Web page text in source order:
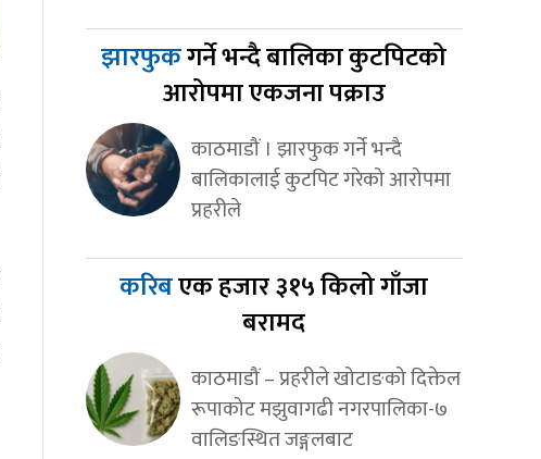
झारफुकगर्ने भन्दै बालिका कुटपिटको
आरोपमा एकजना पक्राउ
काठमाडौं । झारफुक गर्ने भन्दै
बालिकालाई कुटपिट गरेको आरोपमा
प्रहरीले
करिबएक हजार ३१५ किलो गाँजा
बरामद
काठमाडौं – प्रहरीले खोटाङको दिक्तेल
रूपाकोट मझुवागढी नगरपालिका-७
वालिङस्थित जङ्गलबाट